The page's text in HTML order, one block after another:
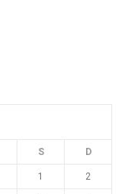
S D
1 2